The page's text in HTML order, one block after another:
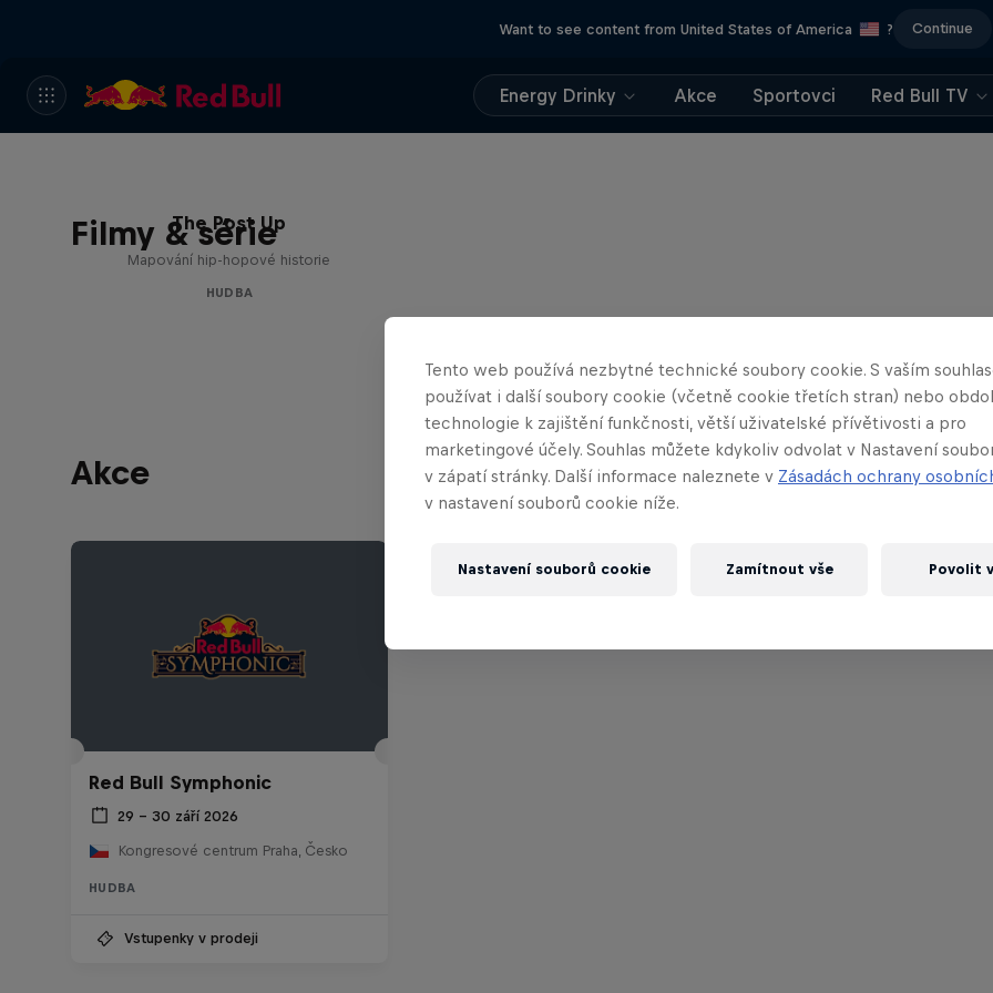
Want to see content from United States of America ? Continue
Energy Drinky Akce Sportovci Red Bull TV
Filmy & série
The Post Up
Mapování hip-hopové historie
HUDBA
Akce
Red Bull Symphonic
29 – 30 září 2026
Kongresové centrum Praha, Česko
HUDBA
Vstupenky v prodeji
Tento web používá nezbytné technické soubory cookie. S vaším
používat i další soubory cookie (včetně cookie třetích stran) nebo
technologie k zajištění funkčnosti, větší uživatelské přívětivosti a pro
marketingové účely. Souhlas můžete kdykoliv odvolat v Nastavení
v zápatí stránky. Další informace naleznete v Zásadách ochrany
v nastavení souborů cookie níže.
Nastavení souborů cookie Zamítnout vše Povolit